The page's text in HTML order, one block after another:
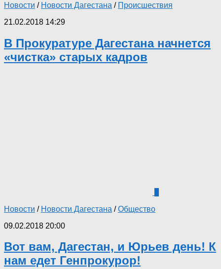
Новости / Новости Дагестана / Происшествия
21.02.2018 14:29
В Прокуратуре Дагестана начнется
«чистка» старых кадров
Новости / Новости Дагестана /Общество
09.02.2018 20:00
Вот вам, Дагестан, и Юрьев день! К
нам едет Генпрокурор!